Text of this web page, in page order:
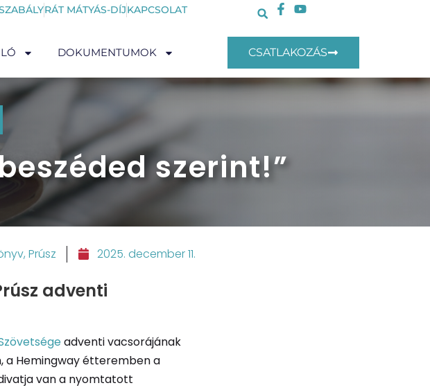
RÁT MÁTYÁS-DÍJKAPCSOLAT
DOKUMENTUMOK CSATLAKOZÁS
szerint!”
, Prúsz 2025. december 11.
adventi
adventi vacsorájának
a Hemingway étteremben a
van a nyomtatott